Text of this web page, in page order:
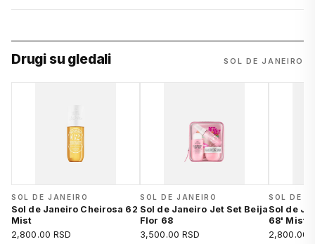
Drugi su gledali SOL DE JANEIRO
SOL DE JANEIRO
Sol de Janeiro Cheirosa 62
Mist
2,800.00 RSD
SOL DE JANEIRO
Sol de Janeiro Jet Set Beija
Flor 68
3,500.00 RSD
SOL DE
Sol de
68' Mist
2,800.00